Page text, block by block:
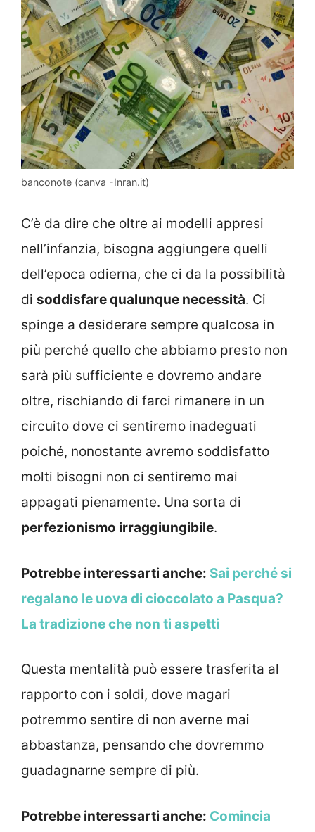
banconote (canva -Inran.it)
C’è da dire che oltre ai modelli appresi
nell’infanzia, bisogna aggiungere quelli
dell’epoca odierna, che ci da la possibilità
di soddisfare qualunque necessità. Ci
spinge a desiderare sempre qualcosa in
più perché quello che abbiamo presto non
sarà più sufficiente e dovremo andare
oltre, rischiando di farci rimanere in un
circuito dove ci sentiremo inadeguati
poiché, nonostante avremo soddisfatto
molti bisogni non ci sentiremo mai
appagati pienamente. Una sorta di
perfezionismo irraggiungibile.
Potrebbe interessarti anche: Sai perché si
regalano le uova di cioccolato a Pasqua?
La tradizione che non ti aspetti
Questa mentalità può essere trasferita al
rapporto con i soldi, dove magari
potremmo sentire di non averne mai
abbastanza, pensando che dovremmo
guadagnarne sempre di più.
Potrebbe interessarti anche: Comincia